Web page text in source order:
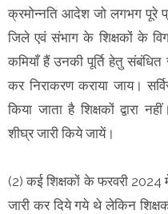
क्रमोन्नति आदेश जो लगभग पूरे
जिले एवं संभाग के शिक्षकों के
कमियाँ हैं उनकी पूर्ति हेतु संबंधित
कर निराकरण कराया जाय।
किया जाता है शिक्षकों द्वारा
शीघ्र जारी किये जायें।
(2) कई शिक्षकों के फरवरी 2024 में
जारी कर दिये गये थे लेकिन